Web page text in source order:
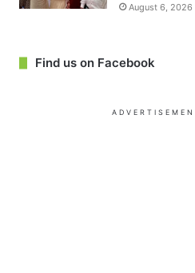
August 6, 2026
Find us on Facebook